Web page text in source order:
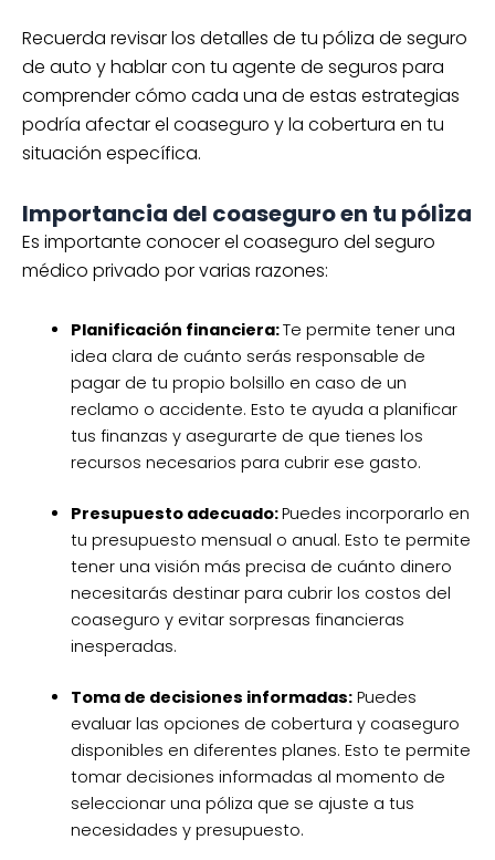
Recuerda revisar los detalles de tu póliza de seguro
de auto y hablar con tu agente de seguros para
comprender cómo cada una de estas estrategias
podría afectar el coaseguro y la cobertura en tu
situación específica.
Importancia del coaseguro en tu póliza
Es importante conocer el coaseguro del seguro
médico privado por varias razones:
Planificación financiera:Te permite tener una
idea clara de cuánto serás responsable de
pagar de tu propio bolsillo en caso de un
reclamo o accidente. Esto te ayuda a planificar
tus finanzas y asegurarte de que tienes los
recursos necesarios para cubrir ese gasto.
Presupuesto adecuado:Puedes incorporarlo en
tu presupuesto mensual o anual. Esto te permite
tener una visión más precisa de cuánto dinero
necesitarás destinar para cubrir los costos del
coaseguro y evitar sorpresas financieras
inesperadas.
Toma de decisiones informadas:Puedes
evaluar las opciones de cobertura y coaseguro
disponibles en diferentes planes. Esto te permite
tomar decisiones informadas al momento de
seleccionar una póliza que se ajuste a tus
necesidades y presupuesto.